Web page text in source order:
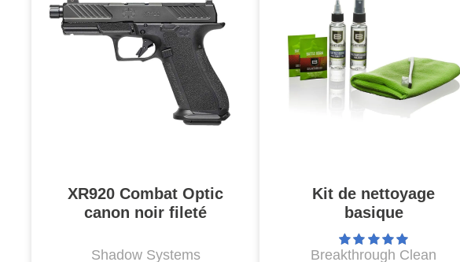
XR920 Combat Optic
canon noir fileté
Shadow Systems
Kit de nettoyage
basique
Breakthrough Clean